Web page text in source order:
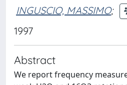
INGUSCIO, MASSIMO;
1997
Abstract
We report frequency